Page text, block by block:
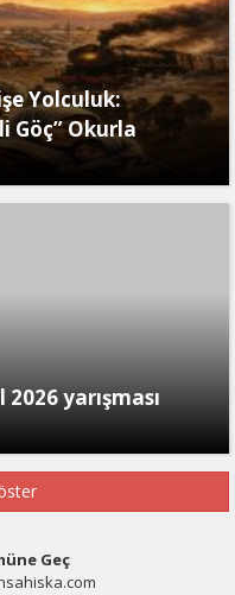
Yolculuk:
Göç” Okurla
yarışması
Geç